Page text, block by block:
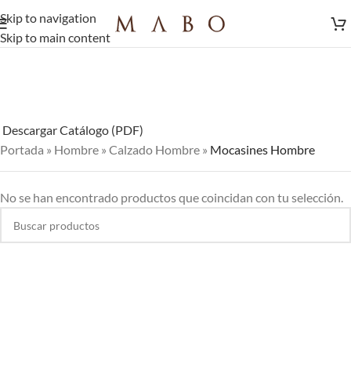
Skip to navigation
Skip to main content
Descargar Catálogo (PDF)
Portada » Hombre » Calzado Hombre » Mocasines Hombre
No se han encontrado productos que coincidan con tu selección.